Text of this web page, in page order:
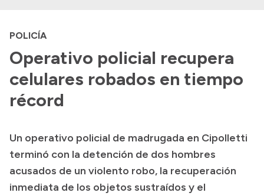
Autoridades y Organismos
Discursos en la Legislatura
Casa de Gobierno
Acerca de Río Negro
Geografía
Invertí en Río Negro
POLICÍA
Operativo policial recupera
celulares robados en tiempo
récord
Un operativo policial de madrugada en Cipolletti
terminó con la detención de dos hombres
acusados de un violento robo, la recuperación
inmediata de los objetos sustraídos y el